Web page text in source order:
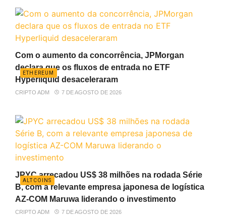
ETHEREUM
Com o aumento da concorrência, JPMorgan
declara que os fluxos de entrada no ETF
Hyperliquid desaceleraram
CRIPTO ADM 7 DE AGOSTO DE 2026
ALTCOINS
JPYC arrecadou US$ 38 milhões na rodada Série
B, com a relevante empresa japonesa de logística
AZ-COM Maruwa liderando o investimento
CRIPTO ADM 7 DE AGOSTO DE 2026